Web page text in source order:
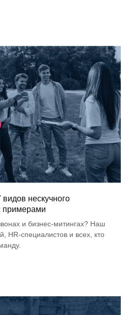
нескучного
примерами
и бизнес-митингах? Наш
HR-специалистов и всех, кто